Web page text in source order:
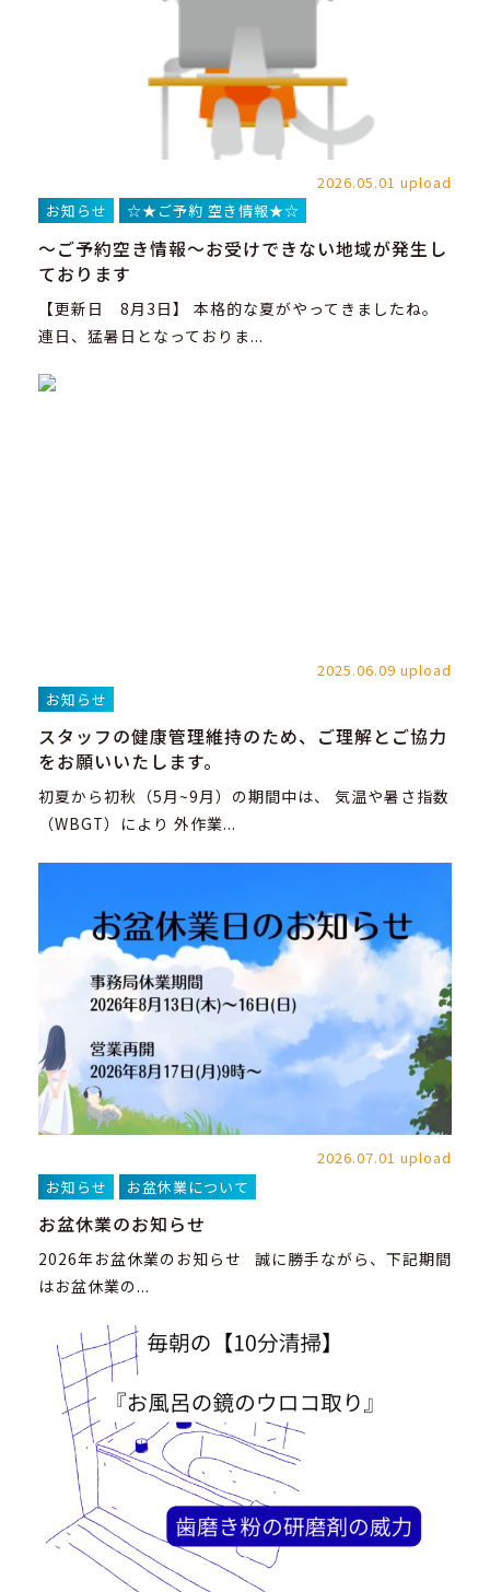
2026.05.01 upload
お知らせ
☆★ご予約 空き情報★☆
～ご予約空き情報～お受けできない地域が発生し
ております
【更新日 8月3日】 本格的な夏がやってきましたね。
連日、猛暑日となっておりま...
2025.06.09 upload
お知らせ
スタッフの健康管理維持のため、ご理解とご協力
をお願いいたします。
初夏から初秋（5月~9月）の期間中は、 気温や暑さ指数
（WBGT）により 外作業...
2026.07.01 upload
お知らせ
お盆休業について
お盆休業のお知らせ
2026年お盆休業のお知らせ 誠に勝手ながら、下記期間
はお盆休業の...